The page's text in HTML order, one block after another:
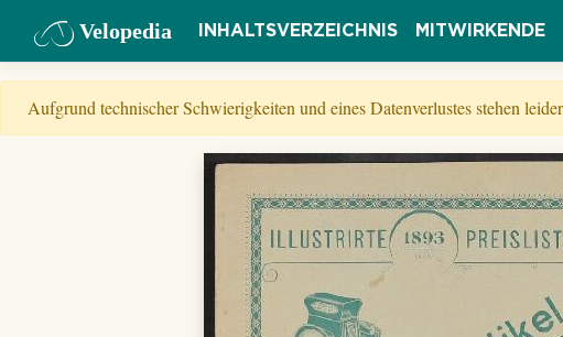
Velopedia INHALTSVERZEICHNIS MITWIRKENDE
Aufgrund technischer Schwierigkeiten und eines Datenverlustes stehen